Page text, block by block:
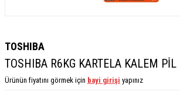
TOSHIBA
TOSHIBA R6KG KARTELA KALEM PİL
Ürünün fiyatını görmek için bayi girişi yapınız